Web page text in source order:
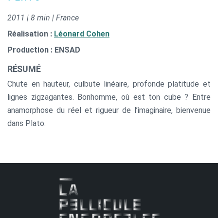
2011 | 8 min | France
Réalisation : Léonard Cohen
Production : ENSAD
RÉSUMÉ
Chute en hauteur, culbute linéaire, profonde platitude et
lignes zigzagantes. Bonhomme, où est ton cube ? Entre
anamorphose du réel et rigueur de l’imaginaire, bienvenue
dans Plato.